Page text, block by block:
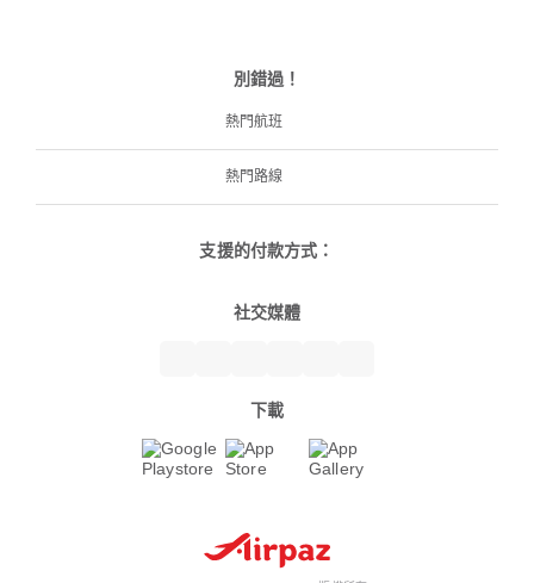
別錯過！
熱門航班
熱門路線
支援的付款方式：
社交媒體
下載